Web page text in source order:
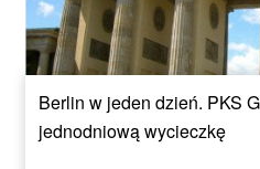
Berlin w jeden dzień. PKS
jednodniową wycieczkę